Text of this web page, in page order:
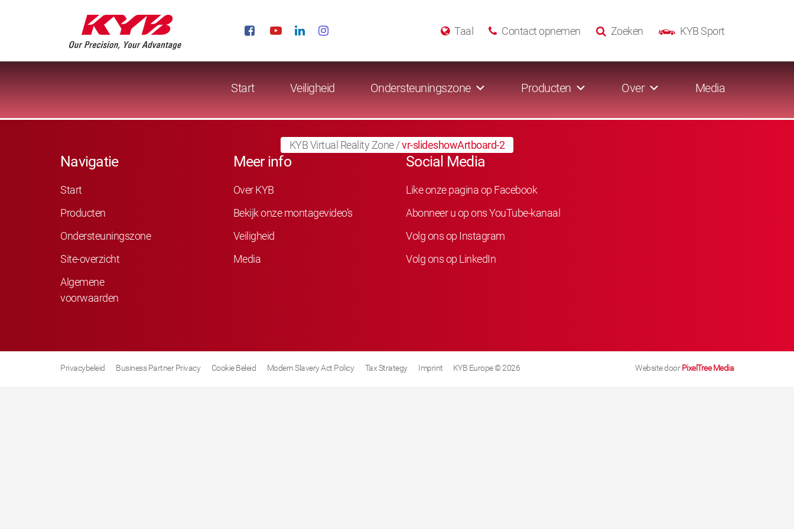
KYB Sport
Zoeken
Contact opnemen
Taal
Start Veiligheid Ondersteuningszone Producten Over Media
KYB Virtual Reality Zone/vr-slideshowArtboard-2
Navigatie
Start
Producten
Ondersteuningszone
Site-overzicht
Algemene
voorwaarden
Meer info
Over KYB
Bekijk onze montagevideo’s
Veiligheid
Media
Social Media
Like onze pagina op Facebook
Abonneer u op ons YouTube-kanaal
Volg ons op Instagram
Volg ons op LinkedIn
Privacybeleid Business Partner Privacy Cookie Beleid Modern Slavery Act Policy Tax Strategy Imprint KYB Europe © 2026 Website doorPixelTree Media